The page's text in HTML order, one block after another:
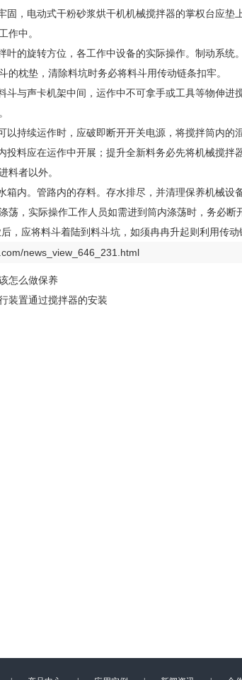
固，电动式干粉砂浆烘干机机械搅拌器的掌权台应
作中。
叶的旋转方位，各工作中设备的实际操作。制动系
的枕垫，清除料坑时务必将料斗用传动链条扣牢。
斗与声卡机架中间，运作中不可拿手或工具等物伸进
以持续运作时，应破即断开开关电源，将搅拌筒内的
投料应在运作中开展；提升全新料务必先将机械搅
料者以外。
箱内。管路内的存料。存水排尽，并清理保养机械设
荡，实际操作工作人员如需进到筒内涤荡时，务必
，应将料斗着陆到料斗坑，如须冉冉升起则利用传动
news_view_646_231.html
怎么做保养
装置通过搅拌器的安装